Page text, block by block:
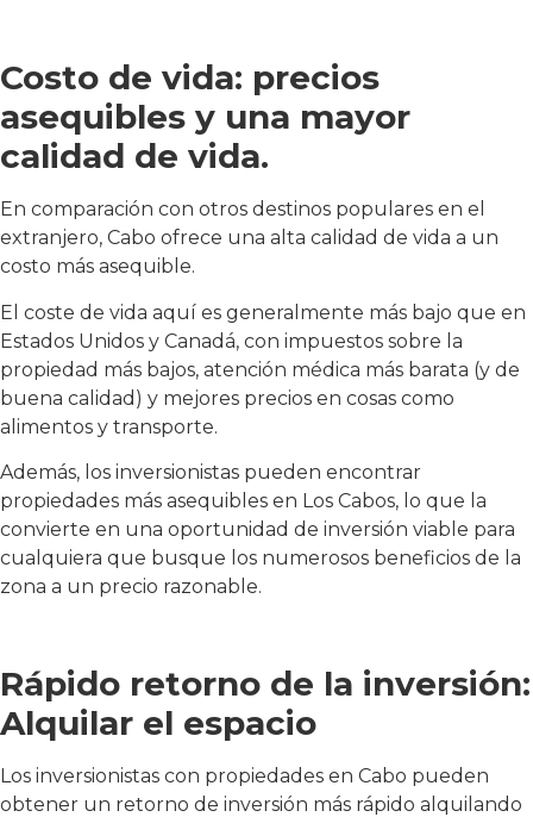
Costo de vida: precios
asequibles y una mayor
calidad de vida.
En comparación con otros destinos populares en el
extranjero, Cabo ofrece una alta calidad de vida a un
costo más asequible.
El coste de vida aquí es generalmente más bajo que en
Estados Unidos y Canadá, con impuestos sobre la
propiedad más bajos, atención médica más barata (y de
buena calidad) y mejores precios en cosas como
alimentos y transporte.
Además, los inversionistas pueden encontrar
propiedades más asequibles en Los Cabos, lo que la
convierte en una oportunidad de inversión viable para
cualquiera que busque los numerosos beneficios de la
zona a un precio razonable.
Rápido retorno de la inversión:
Alquilar el espacio
Los inversionistas con propiedades en Cabo pueden
obtener un retorno de inversión más rápido alquilando